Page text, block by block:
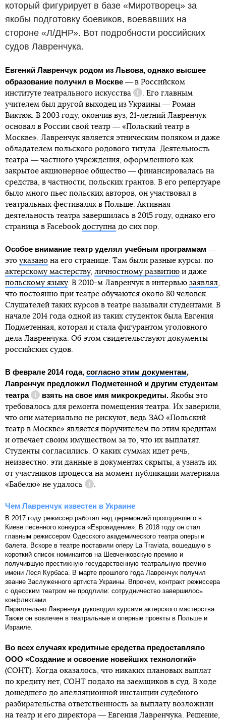
который фигурирует в базе «Миротворец» за
якобы подготовку боевиков, воевавших на
стороне «Л/ДНР». Вот подробности российских
судов Лавренчука.
Евгений Лавренчук родом из Львова, однако высшее
образование получил в Москве ― в Российском
институте театрального искусства
Справка
. Его главным
учителем был другой выходец из Украины ― Роман
Виктюк. В 2003 году, окончив вуз, 21-летний Лавренчук
основал в России свой театр ― «Польский театр в
Москве». Лавренчук является этническим поляком и даже
обладателем польского родового титула. Деятельность
театра ― частного учреждения, оформленного как
закрытое акционерное общество ― финансировалась на
средства, в частности, польских грантов. В его репертуаре
было много пьес польских авторов, он участвовал в
театральных фестивалях в Польше. Активная
деятельность театра завершилась в 2015 году, однако его
страница в Facebook доступна до сих пор.
Особое внимание театр уделял учебным программам ―
это указано на его странице. Там были разные курсы: по
актерскому мастерству, личностному развитию и даже
польскому языку. В 2010-м Лавренчук в интервью заявлял,
что постоянно при театре обучаются около 80 человек.
Слушателей таких курсов в театре называли студентами. В
начале 2014 года одной из таких студенток была Евгения
Подметенная, которая и стала фигурантом уголовного
дела Лавренчука. Об этом свидетельствуют документы
российских судов.
В феврале 2014 года, согласно этим документам,
Лавренчук предложил Подметенной и другим студентам
театра
Справка
взять на свое имя микрокредиты. Якобы это
требовалось для ремонта помещения театра. Их заверили,
что они материально не рискуют, ведь ЗАО «Польский
театр в Москве» является поручителем по этим кредитам
и отвечает своим имуществом за то, что их выплатят.
Студенты согласились. О каких суммах идет речь,
неизвестно: эти данные в документах скрыты, а узнать их
от участников процесса на момент публикации материала
«Бабелю» не удалось
Справка
.
Чем Лавренчук известен в Украине
В 2017 году режиссер работал над церемонией проходившего в
Киеве песенного конкурса «Евровидение». В 2018 году он стал
главным режиссером Одесского академического театра оперы и
балета. Вскоре в театре поставили оперу La Traviata, вошедшую в
короткий список номинантов на Шевченковскую премию и
получившую престижную государственную театральную премию
имени Леся Курбаса. В марте прошлого года Лавренчук получил
звание Заслуженного артиста Украины. Впрочем, контракт режиссера
с одесским театром не продлили: сотрудничество завершилось
конфликтами.
Параллельно Лавренчук руководил курсами актерского мастерства.
Также он вовлечен в театральные и оперные проекты в Польше и
Израиле.
Во всех случаях кредитные средства предоставляло
ООО «Создание и освоение новейших технологий»
(СОНТ). Когда оказалось, что никаких плановых выплат
по кредиту нет, СОНТ подало на заемщиков в суд. В ходе
дошедшего до апелляционной инстанции судебного
разбирательства ответственность за выплату возложили
на театр и его директора ― Евгения Лавренчука. Решение,